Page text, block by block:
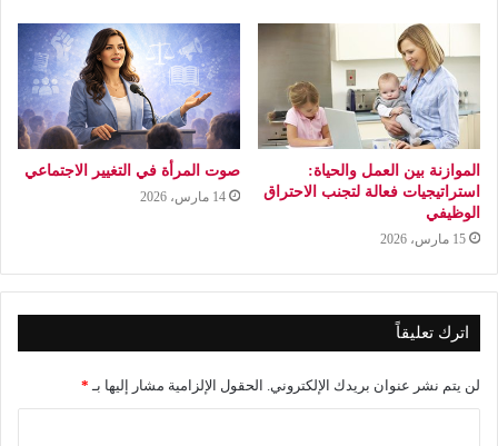
الموازنة بين العمل والحياة:
استراتيجيات فعالة لتجنب الاحتراق
الوظيفي
15 مارس، 2026
صوت المرأة في التغيير الاجتماعي
14 مارس، 2026
اترك تعليقاً
لن يتم نشر عنوان بريدك الإلكتروني. الحقول الإلزامية مشار إليها بـ *